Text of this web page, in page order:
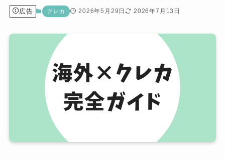
広告 クレカ 2026年5月29日 2026年7月13日